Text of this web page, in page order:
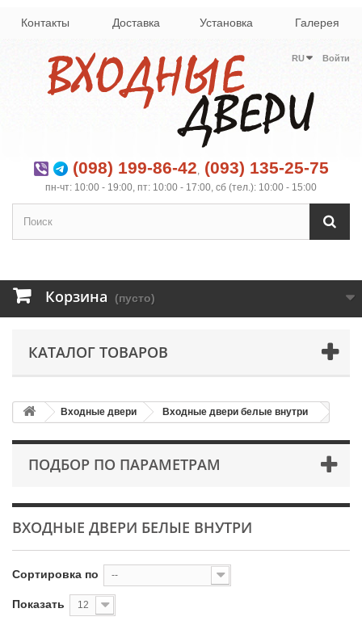
Контакты Доставка Установка Галерея
Войти
RU
(098) 199-86-42, (093) 135-25-75
пн-чт: 10:00 - 19:00, пт: 10:00 - 17:00, сб (тел.): 10:00 - 15:00
Корзина (пусто)
КАТАЛОГ ТОВАРОВ
Входные двери Входные двери белые внутри
ПОДБОР ПО ПАРАМЕТРАМ
ВХОДНЫЕ ДВЕРИ БЕЛЫЕ ВНУТРИ
Сортировка по --
Показать 12